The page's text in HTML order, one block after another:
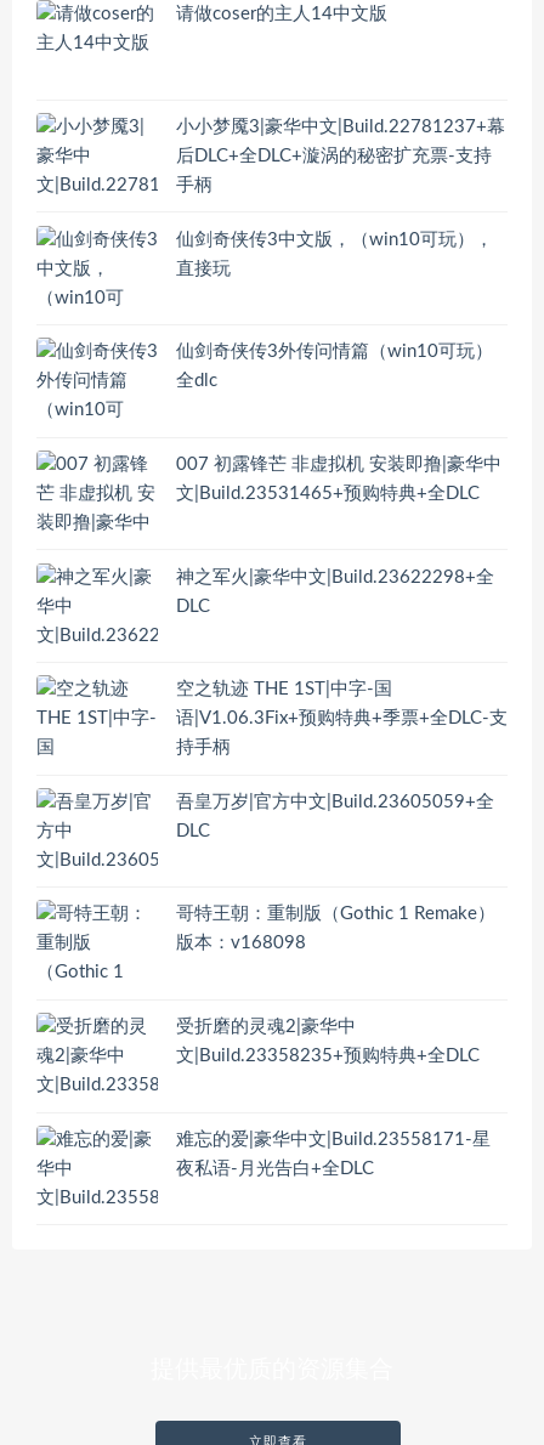
请做coser的主人14中文版
小小梦魇3|豪华中文|Build.22781237+幕
后DLC+全DLC+漩涡的秘密扩充票-支持
手柄
仙剑奇侠传3中文版，（win10可玩），
直接玩
仙剑奇侠传3外传问情篇（win10可玩）
全dlc
007 初露锋芒 非虚拟机 安装即撸|豪华中
文|Build.23531465+预购特典+全DLC
神之军火|豪华中文|Build.23622298+全
DLC
空之轨迹 THE 1ST|中字-国
语|V1.06.3Fix+预购特典+季票+全DLC-支
持手柄
吾皇万岁|官方中文|Build.23605059+全
DLC
哥特王朝：重制版（Gothic 1 Remake）
版本：v168098
受折磨的灵魂2|豪华中
文|Build.23358235+预购特典+全DLC
难忘的爱|豪华中文|Build.23558171-星
夜私语-月光告白+全DLC